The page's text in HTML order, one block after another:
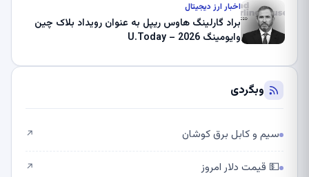
اخبار ارز دیجیتال
براد گارلینگ هاوس ریپل به عنوان رویداد بلاک چین
وایومینگ 2026 – U.Today
وبگردی
سیم و کابل برق کوشان ↗
💵 قیمت دلار امروز ↗